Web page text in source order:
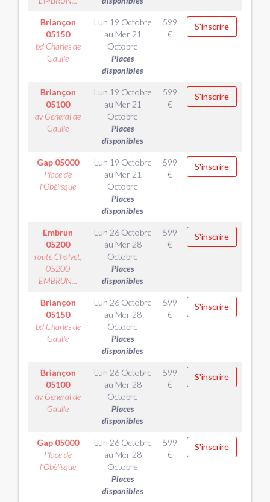
Briançon
05150
bd Charles de
Gaulle
Lun 19 Octobre
au Mer 21
Octobre
Places
disponibles
599
€
S'inscrire
Briançon
05100
av General de
Gaulle
Lun 19 Octobre
au Mer 21
Octobre
Places
disponibles
599
€
S'inscrire
Gap 05000
Place de
l'Obèlisque
Lun 19 Octobre
au Mer 21
Octobre
Places
disponibles
599
€
S'inscrire
Embrun
05200
route Chalvet,
05200
EMBRUN...
Lun 26 Octobre
au Mer 28
Octobre
Places
disponibles
599
€
S'inscrire
Briançon
05150
bd Charles de
Gaulle
Lun 26 Octobre
au Mer 28
Octobre
Places
disponibles
599
€
S'inscrire
Briançon
05100
av General de
Gaulle
Lun 26 Octobre
au Mer 28
Octobre
Places
disponibles
599
€
S'inscrire
Gap 05000
Place de
l'Obèlisque
Lun 26 Octobre
au Mer 28
Octobre
Places
disponibles
599
€
S'inscrire